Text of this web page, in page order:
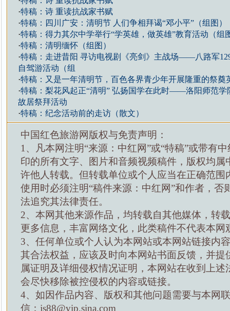
·特稿：诗 重读抗战家书赋
·特稿：四川广安：清明节 人们争相拜谒“邓小平”（组图）
·特稿：得力其尔中学举行“学英雄，做英雄”教育活动（组
·特稿：清明缅怀（组图）
·特稿：走进昔阳 寻访电视剧《亮剑》主战场——八路军
自驾游活动（组
·特稿：又是一年清明节，百色各界青少年开展隆重的祭奠
·特稿：梨花风起正“清明” 弘扬国学在此时——洛阳师范学
故居祭拜活动
·特稿：纪念活动前的走访（散文）
中国红色旅游网版权与免责声明：
1、凡本网注明“来源：中红网”或“特稿”或带有
印的所有文字、图片和音频视频稿件，版权均属
许他人转载。但转载单位或个人应当在正确范围
使用时必须注明“稿件来源：中红网”和作者，否
法追究其法律责任。
2、本网其他来源作品，均转载自其他媒体，转
更多信息，丰富网络文化，此类稿件不代表本网
3、任何单位或个人认为本网站或本网站链接内
其合法权益，应该及时向本网站书面反馈，并提
属证明及详细侵权情况证明，本网站在收到上述
会尽快移除被控侵权的内容或链接。
4、如因作品内容、版权和其他问题需要与本网
信：js88@vip.sina.com